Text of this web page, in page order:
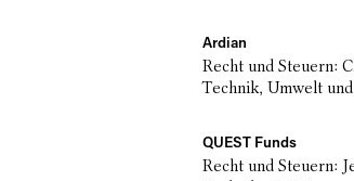
Ardian
Recht und Steuern:
Technik, Umwelt
QUEST Funds
Recht und Steuern: